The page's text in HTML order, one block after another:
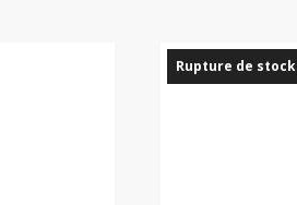
Rupture de stock